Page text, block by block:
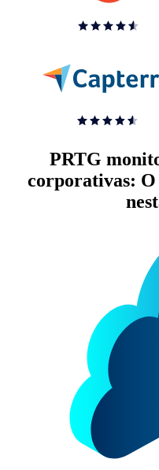
PRTG
corporativas: O